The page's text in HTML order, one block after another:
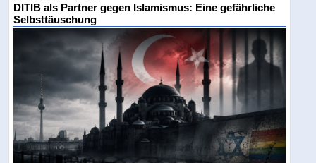
DITIB als Partner gegen Islamismus: Eine gefährliche
Selbsttäuschung